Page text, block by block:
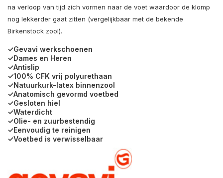
na verloop van tijd zich vormen naar de voet waardoor de klomp
nog lekkerder gaat zitten (vergelijkbaar met de bekende
Birkenstock zool).
✓Gevavi werkschoenen
✓Dames en Heren
✓Antislip
✓100% CFK vrij polyurethaan
✓Natuurkurk-latex binnenzool
✓Anatomisch gevormd voetbed
✓Gesloten hiel
✓Waterdicht
✓Olie- en zuurbestendig
✓Eenvoudig te reinigen
✓Voetbed is verwisselbaar